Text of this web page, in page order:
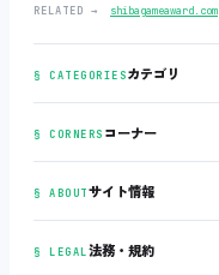
RELATED → shibagameaward.com
§ CATEGORIESカテゴリ
§ CORNERS コーナー
§ ABOUTサイト情報
§ LEGAL法務・規約